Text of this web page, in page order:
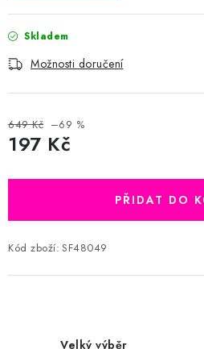
Skladem
Možnosti doručení
649 Kč –69 %
197 Kč
PŘIDAT DO
Kód zboží: SF48049
Velký výběr